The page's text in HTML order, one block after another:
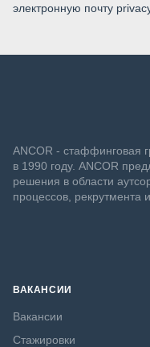
электронную почту
ANCOR - стаффинговая
в 1990 году. ANCOR
решения в области
процессов, рекрутмента
ВАКАНСИИ
Вакансии
Стажировки